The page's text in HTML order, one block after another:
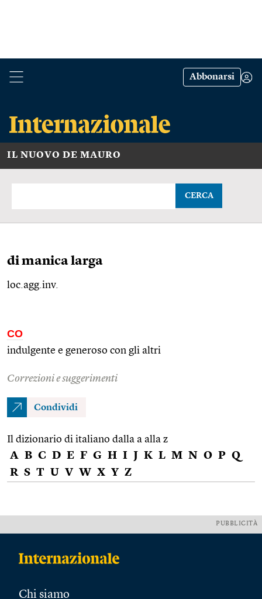
Abbonarsi
IL NUOVO DE MAURO
CERCA
di manica larga
loc.agg.inv.
CO
indulgente e generoso con gli altri
Correzioni e suggerimenti
Condividi
Il dizionario di italiano dalla a alla z
A B C D E F G H I J K L M N O P Q
R S T U V W X Y Z
PUBBLICITÀ
Chi siamo